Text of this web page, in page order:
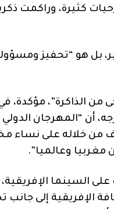
كثيرة، وراكمت
بل هو “تحفيز
الذاكرة”، مؤكدة،
أن “المهرجان الدولي
من خلاله على نساء
مغربيا وعالميا”.
السينما
الإفريقية إلى جانب